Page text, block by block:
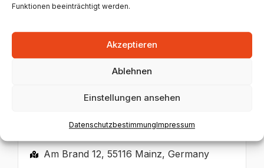
Funktionen beeinträchtigt werden.
Akzeptieren
Ablehnen
Einstellungen ansehen
DatenschutzbestimmungImpressum
Unternehmen anzeigen
Dr. med. Markus Müller
Am Brand 12, 55116 Mainz, Germany